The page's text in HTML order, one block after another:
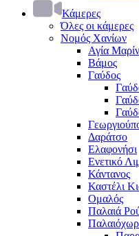
Κάμερες
Όλες οι κάμερες
Νομός Χανίων
Αγία
Βάμος
Γαύδος
Δαράτσο
Ελαφονήσι
Ενετικό
Κάντανος
Καστέλι
Ομαλός
Παλαιά